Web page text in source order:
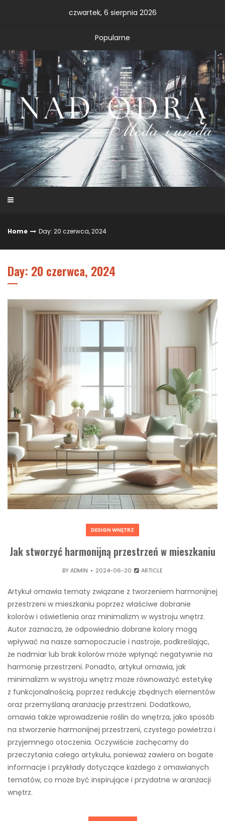
czwartek, 6 sierpnia 2026
Popularne
Home Day: 20 czerwca, 2024
Day: 20 czerwca, 2024
DESIGN WNĘTRZ
Jak stworzyć harmonijną przestrzeń w mieszkaniu
BYADMIN 2024-06-20 ARTICLE
Artykuł omawia tematy związane z tworzeniem harmonijnej
przestrzeni w mieszkaniu poprzez właściwe dobranie
kolorów i oświetlenia oraz minimalizm w wystroju wnętrz.
Autor zaznacza, że odpowiednio dobrane kolory mogą
wpływać na nasze samopoczucie i nastroje, podkreślając,
że nadmiar lub brak kolorów może wpłynąć negatywnie na
harmonię przestrzeni. Ponadto, artykuł omawia, jak
minimalizm w wystroju wnętrz może równoważyć estetykę
z funkcjonalnością, poprzez redukcję zbędnych elementów
oraz przemyślaną aranżację przestrzeni. Dodatkowo,
omawia także wprowadzenie roślin do wnętrza, jako sposób
na stworzenie harmonijnej przestrzeni, czystego powietrza i
przyjemnego otoczenia. Oczywiście zachęcamy do
przeczytania całego artykułu, ponieważ zawiera on bogate
informacje i przykłady dotyczące każdego z omawianych
tematów, co może być inspirujące i przydatne w aranżacji
wnętrz.